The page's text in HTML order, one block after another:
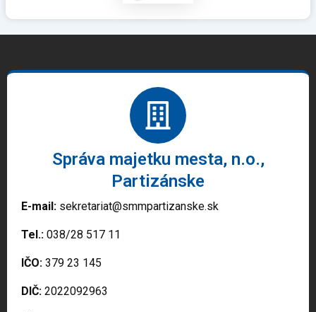
Správa majetku mesta, n.o.,
Partizánske
E-mail: sekretariat@smmpartizanske.sk
Tel.: 038/28 517 11
IČO: 379 23 145
DIČ: 2022092963